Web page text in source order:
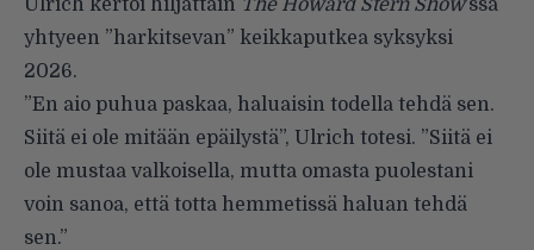
Ulrich kertoi hiljattain The Howard Stern Show’ssa
yhtyeen ”harkitsevan” keikkaputkea syksyksi
2026.
”En aio puhua paskaa, haluaisin todella tehdä sen.
Siitä ei ole mitään epäilystä”, Ulrich totesi. ”Siitä ei
ole mustaa valkoisella, mutta omasta puolestani
voin sanoa, että totta hemmetissä haluan tehdä
sen.”